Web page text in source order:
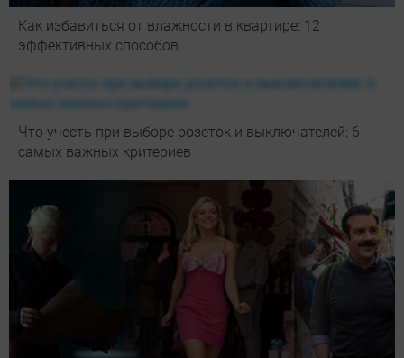
Как избавиться от влажности в квартире: 12
эффективных способов
Что учесть при выборе розеток и выключателей: 6
самых важных критериев